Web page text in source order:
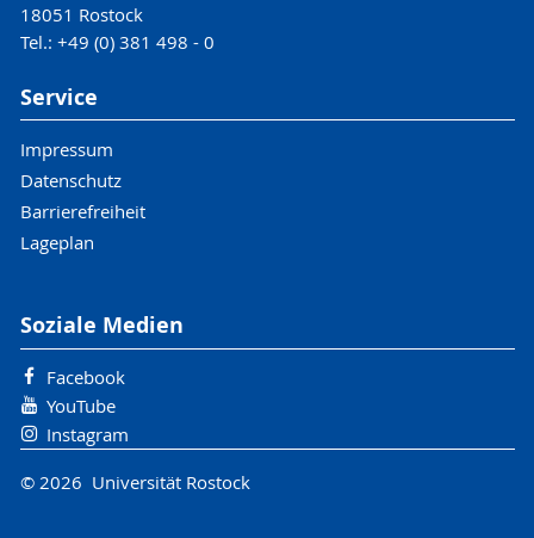
18051 Rostock
Tel.: +49 (0) 381 498 - 0
Service
Impressum
Datenschutz
Barrierefreiheit
Lageplan
Soziale Medien
Facebook
YouTube
Instagram
© 2026 Universität Rostock